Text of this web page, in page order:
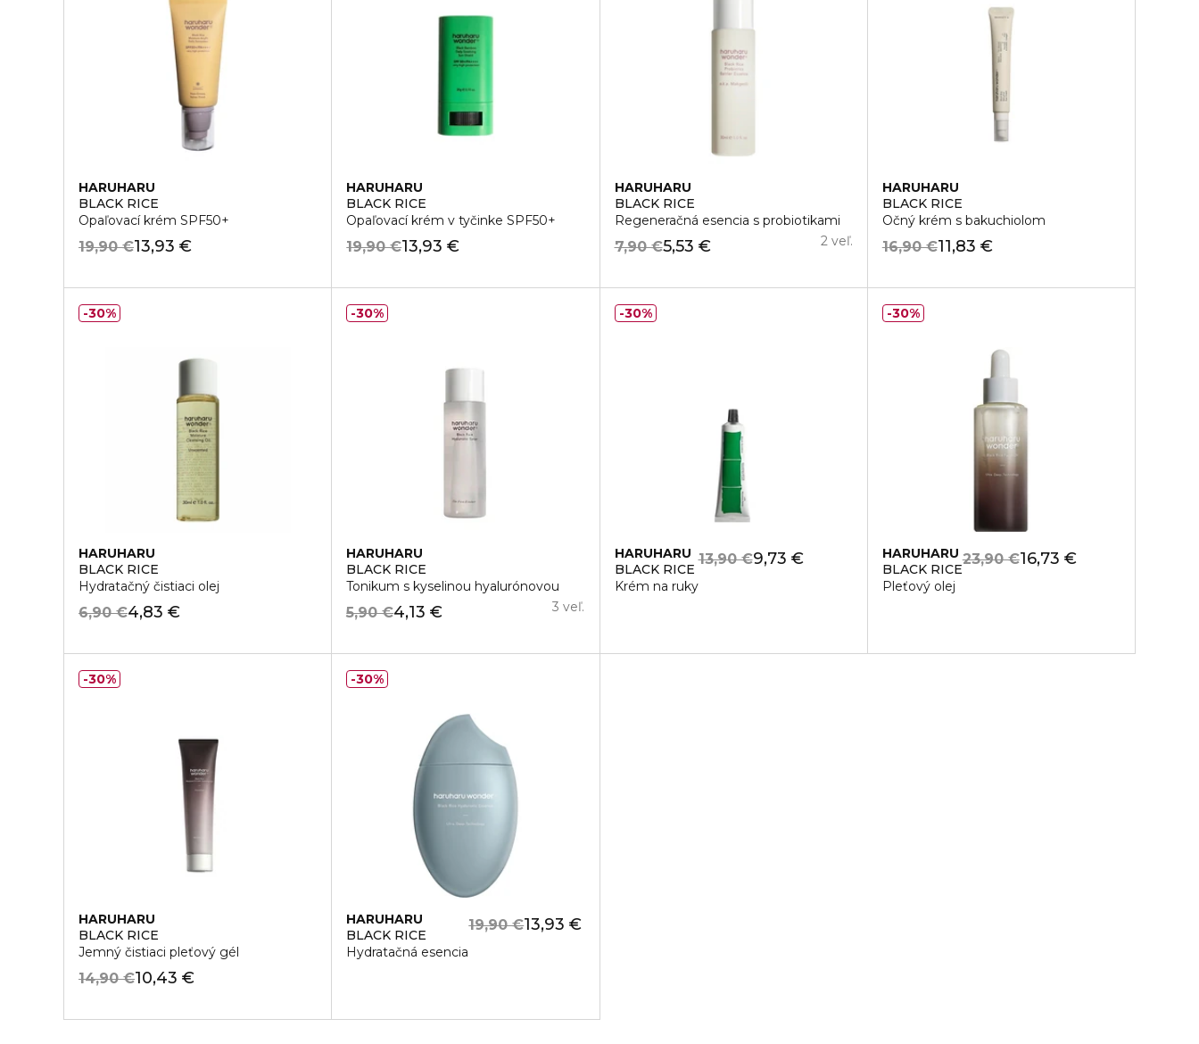
HARUHARU
BLACK RICE
Opaľovací krém SPF50+
13,93 €
19,90 €
HARUHARU
BLACK RICE
Opaľovací krém v tyčinke SPF50+
13,93 €
19,90 €
HARUHARU
BLACK RICE
Regeneračná esencia s probiotikami
5,53 €
7,90 € 2 veľ.
HARUHARU
BLACK RICE
Očný krém s bakuchiolom
11,83 €
16,90 €
HARUHARU
BLACK RICE
Hydratačný čistiaci olej
4,83 €
6,90 €
30%
HARUHARU
BLACK RICE
Tonikum s kyselinou hyalurónovou
4,13 €
5,90 € 3 veľ.
30%
HARUHARU
BLACK RICE
Krém na ruky
9,73 €
13,90 €
30%
HARUHARU
BLACK RICE
Pleťový olej
16,73 €
23,90 €
30%
HARUHARU
BLACK RICE
Jemný čistiaci pleťový gél
10,43 €
14,90 €
30%
HARUHARU
BLACK RICE
Hydratačná esencia
13,93 €
19,90 €
30%